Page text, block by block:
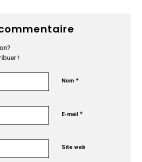
!
Nom*
E-mail*
Site web